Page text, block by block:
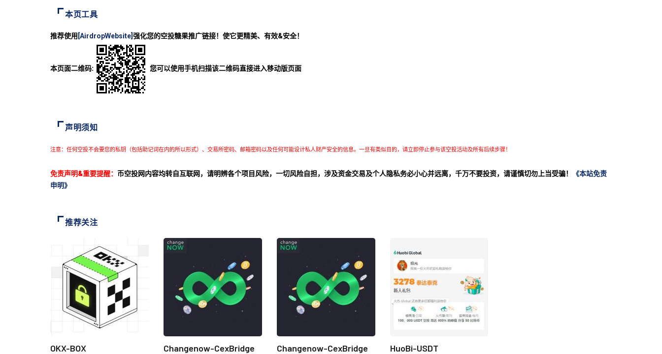
本页工具
推荐使用 [AirdropWebsite] 强化您的空投糖果推广链接！使它更精美、有效&安全！
本页面二维码: 您可以使用手机扫描该二维码直接进入移动版页面
声明须知
注意：任何空投不会要您的私钥（包括助记词在内的所以形式）、交易所密码、邮箱密码以及任何可能设计私人财产安全的信息。一旦有类似目的，请立即停止参与该空投活动及所有后续步骤！
免责声明&重要提醒： 币空投网内容均转自互联网，请明辨各个项目风险，一切风险自担，涉及资金交易及个人隐私务必小心并远离，千万不要投资，请谨慎切勿上当受骗！
《本站免责
申明》
推荐关注
OKX-BOX Changenow-CexBridge Changenow-CexBridge HuoBi-USDT